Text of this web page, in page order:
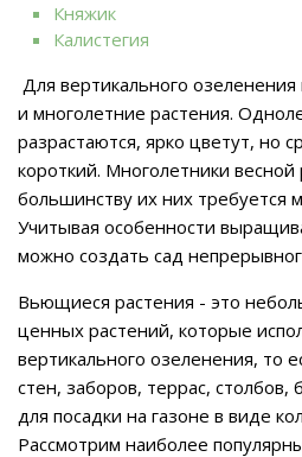
Княжик
Калистегия
Для вертикального
и многолетние растения.
разрастаются, ярко цветут, но
короткий. Многолетники
большинству их них требуется
Учитывая особенности
можно создать сад
Вьющиеся растения - это
ценных растений, которые
вертикального озеленения, то
стен, заборов, террас, столбов,
для посадки на газоне в виде
Рассмотрим наиболее